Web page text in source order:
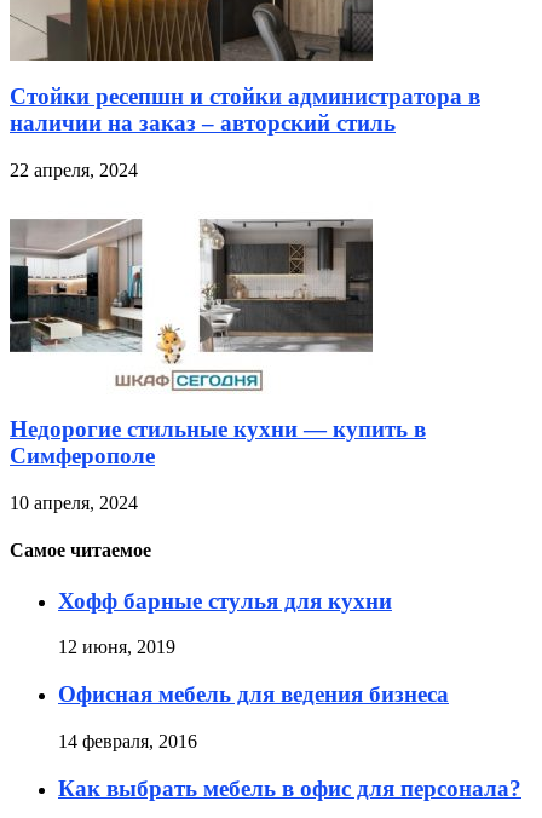
Стойки ресепшн и стойки администратора в
наличии на заказ – авторский стиль
22 апреля, 2024
Недорогие стильные кухни — купить в
Симферополе
10 апреля, 2024
Самое читаемое
Хофф барные стулья для кухни
12 июня, 2019
Офисная мебель для ведения бизнеса
14 февраля, 2016
Как выбрать мебель в офис для персонала?